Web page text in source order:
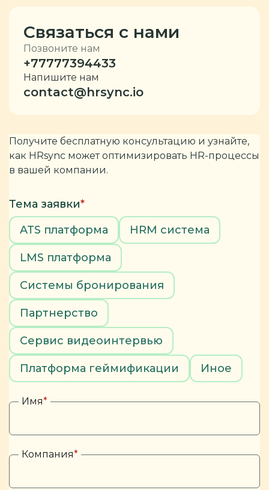
Связаться с нами
Позвоните нам
+77777394433
Напишите нам
contact@hrsync.io
Получите бесплатную консультацию и узнайте,
как HRsync может оптимизировать HR-процессы
в вашей компании.
Тема заявки*
ATS платформа
HRM система
LMS платформа
Системы бронирования
Партнерство
Сервис видеоинтервью
Платформа геймификации Иное
Имя*
Компания*